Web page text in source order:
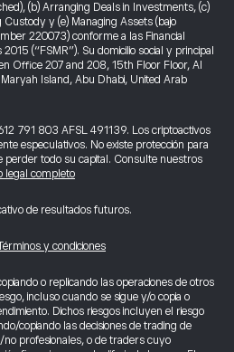
(b) Arranging Deals in Investments, (c)
y (e) Managing Assets (bajo
220073) conforme a las Financial
(“FSMR”). Su domicilio social y principal
Office 207 and 208, 15th Floor Floor, Al
Island, Abu Dhabi, United Arab
791 803 AFSL 491139. Los criptoactivos
especulativos. No existe protección para
perder todo su capital. Consulte nuestros
legal completo
de resultados futuros.
y condiciones
o replicando las operaciones de otros
incluso cuando se sigue y/o copia o
Dichos riesgos incluyen el riesgo
copiando las decisiones de trading de
profesionales, o de traders cuyo